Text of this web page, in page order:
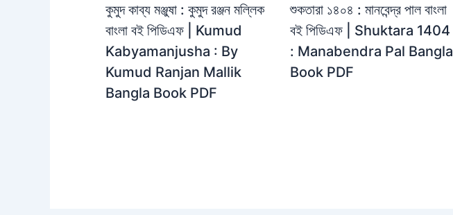
কুমুদ কাব্য মঞ্জুষা : কুমুদ রঞ্জন মল্লিক
বাংলা বই পিডিএফ | Kumud
Kabyamanjusha : By
Kumud Ranjan Mallik
Bangla Book PDF
শুকতারা ১৪০৪ : মানবেন্দ্র পাল বাংলা
বই পিডিএফ | Shuktara 1404
: Manabendra Pal Bangla
Book PDF